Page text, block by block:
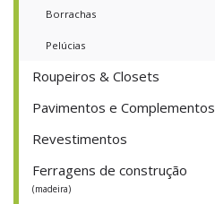
Borrachas
Pelúcias
Roupeiros & Closets
Pavimentos e Complementos
Revestimentos
Ferragens de construção
(madeira)